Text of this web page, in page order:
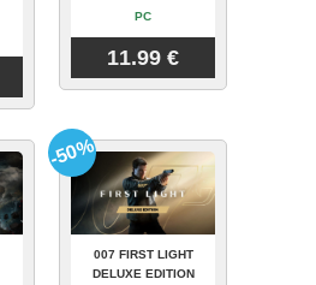
PC
11.99 €
007 FIRST LIGHT
DELUXE EDITION
-50%